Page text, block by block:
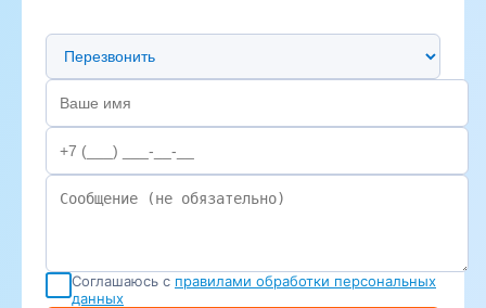
Предпочтительный способ связи
Соглашаюсь с правилами обработки персональных
данных